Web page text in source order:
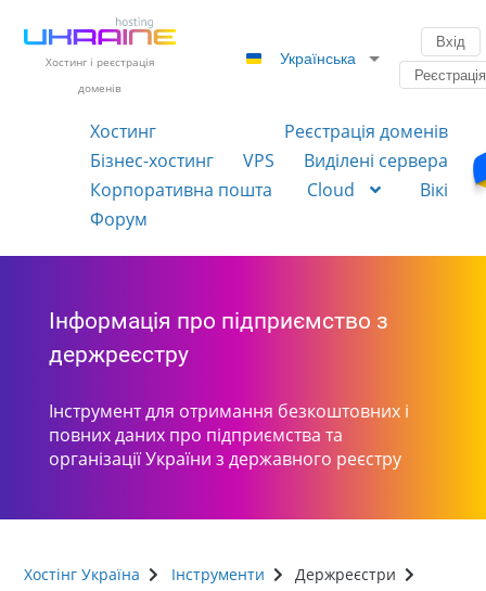
Хостинг і реєстрація
доменів
Українська
Вхід
Реєстрація
Хостинг
Реєстрація доменів
Бізнес-хостинг
VPS
Виділені сервера
Корпоративна пошта
Cloud
Вікі
Форум
Інформація про підприємство з
держреєстру
Інструмент для отримання безкоштовних і
повних даних про підприємства та
організації України з державного реєстру
Хостінг Україна Інструменти
Держреєстри